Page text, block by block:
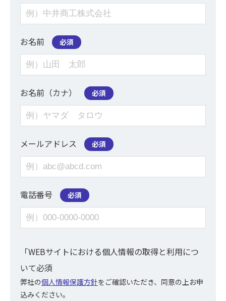
お名前 必須
お名前（カナ） 必須
メールアドレス 必須
電話番号 必須
「WEBサイトにおける個人情報の取得と利用につ
いて必須
弊社の個人情報保護方針をご確認いただき、同意の上お申
込みください。